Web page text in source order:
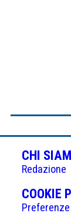
CHI
Redazione
COOKIE